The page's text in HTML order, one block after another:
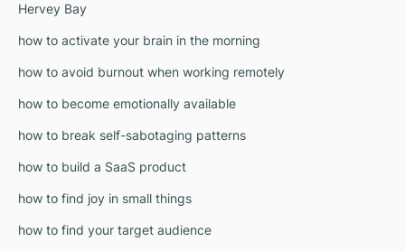
Hervey Bay
how to activate your brain in the morning
how to avoid burnout when working remotely
how to become emotionally available
how to break self-sabotaging patterns
how to build a SaaS product
how to find joy in small things
how to find your target audience